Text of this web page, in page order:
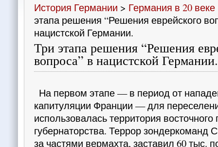
История Германии > Германия в 20 веке
этапа решения “Решения еврейского
нацистской Германии.
Три этапа решения “Решения
вопроса” в нацистской Германии.
На первом этапе — в период от
ка­питуляции Франции — для
использова­лась территория восточного
губернаторства. Террор зондеркоманд
за частями вермахта, заставил 60 тыс.